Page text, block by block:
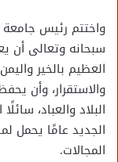
واختتم رئيس جامعة
سبحانه وتعالى أن
العظيم بالخير
والاستقرار، وأن
البلاد والعباد،
الجديد عامًا يحمل
المجالات.